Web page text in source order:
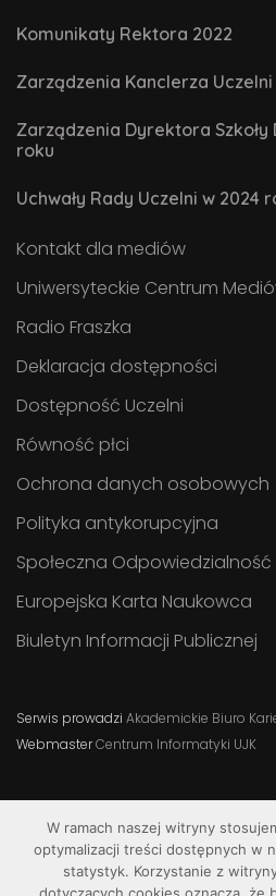
Komunikaty Rektora 2022
Zarządzenia Kanclerza
Zarządzenia Dyrektora
roku
Uchwały Rady Uczelni w 2024
Kontakt dla mediów
Uniwersyteckie Centrum
Radio Fraszka
Deklaracja dostępności
Dostępność Uczelni
Równość płci
Ochrona danych osobowych
Polityka antykorupcyjna
Społeczna Odpowiedzialność
Europejska Karta Naukowca
Biuletyn Informacji Publicznej
Serwis prowadzi Akademickie Biuro
WebmasterCentrum Informatyki UJK
W ramach naszej witryny
optymalizacji treści dostępnych w
statystyk. Korzystanie z